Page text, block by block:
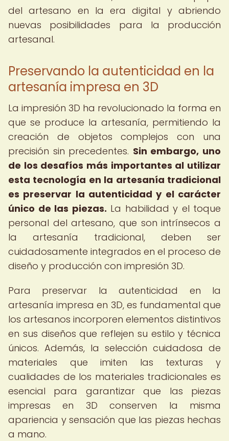
del artesano en la era digital y abriendo
nuevas posibilidades para la producción
artesanal.
Preservando la autenticidad en la
artesanía impresa en 3D
La impresión 3D ha revolucionado la forma en
que se produce la artesanía, permitiendo la
creación de objetos complejos con una
precisión sin precedentes. Sin embargo, uno
de los desafíos más importantes al utilizar
esta tecnología en la artesanía tradicional
es preservar la autenticidad y el carácter
único de las piezas. La habilidad y el toque
personal del artesano, que son intrínsecos a
la artesanía tradicional, deben ser
cuidadosamente integrados en el proceso de
diseño y producción con impresión 3D.
Para preservar la autenticidad en la
artesanía impresa en 3D, es fundamental que
los artesanos incorporen elementos distintivos
en sus diseños que reflejen su estilo y técnica
únicos. Además, la selección cuidadosa de
materiales que imiten las texturas y
cualidades de los materiales tradicionales es
esencial para garantizar que las piezas
impresas en 3D conserven la misma
apariencia y sensación que las piezas hechas
a mano.